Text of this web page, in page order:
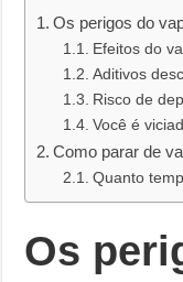
Os perigos do
Efeitos do
Aditivos
Risco de
Você é
Como parar de
Quanto
Os